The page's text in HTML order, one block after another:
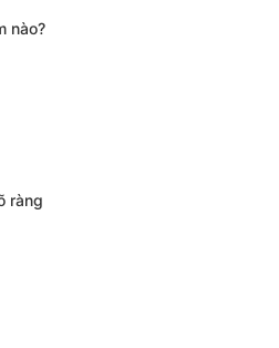
nào?
ràng